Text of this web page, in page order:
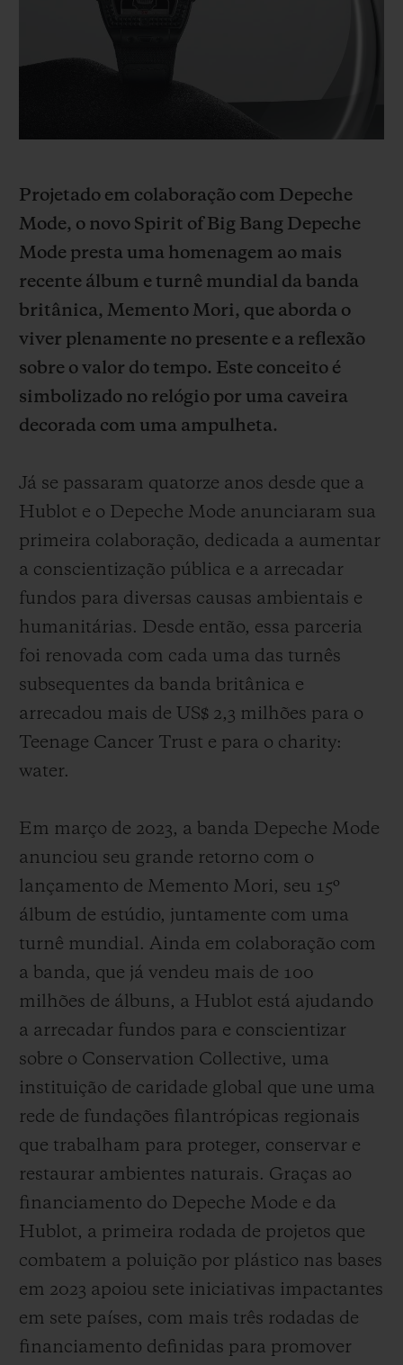
Projetado em colaboração com Depeche
Mode, o novo Spirit of Big Bang Depeche
Mode presta uma homenagem ao mais
recente álbum e turnê mundial da banda
britânica, Memento Mori, que aborda o
viver plenamente no presente e a reflexão
sobre o valor do tempo. Este conceito é
simbolizado no relógio por uma caveira
decorada com uma ampulheta.
Já se passaram quatorze anos desde que a
Hublot e o Depeche Mode anunciaram sua
primeira colaboração, dedicada a aumentar
a conscientização pública e a arrecadar
fundos para diversas causas ambientais e
humanitárias. Desde então, essa parceria
foi renovada com cada uma das turnês
subsequentes da banda britânica e
arrecadou mais de US$ 2,3 milhões para o
Teenage Cancer Trust e para o charity:
water.
Em março de 2023, a banda Depeche Mode
anunciou seu grande retorno com o
lançamento de Memento Mori, seu 15º
álbum de estúdio, juntamente com uma
turnê mundial. Ainda em colaboração com
a banda, que já vendeu mais de 100
milhões de álbuns, a Hublot está ajudando
a arrecadar fundos para e conscientizar
sobre o Conservation Collective, uma
instituição de caridade global que une uma
rede de fundações filantrópicas regionais
que trabalham para proteger, conservar e
restaurar ambientes naturais. Graças ao
financiamento do Depeche Mode e da
Hublot, a primeira rodada de projetos que
combatem a poluição por plástico nas bases
em 2023 apoiou sete iniciativas impactantes
em sete países, com mais três rodadas de
financiamento definidas para promover
BIG BANG
SUMMER MULTI-
COLORED CERAMIC
ENTREGA PROGRAMADA
ENTREGA E DEVOLUÇÕES DE CORTESIA
EMBALAGEM DE PRESENTES
CONTATO
ENCONTRAR UMA